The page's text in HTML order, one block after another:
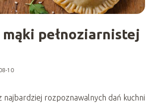
pełnoziarnistej
10
najbardziej rozpoznawalnych dań kuchni